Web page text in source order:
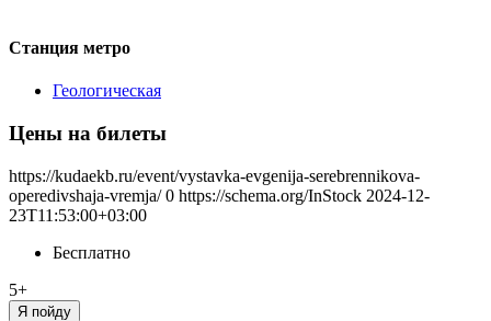
Станция метро
Геологическая
Цены на билеты
https://kudaekb.ru/event/vystavka-evgenija-serebrennikova-
operedivshaja-vremja/ 0 https://schema.org/InStock 2024-12-
23T11:53:00+03:00
Бесплатно
5+
Я пойду